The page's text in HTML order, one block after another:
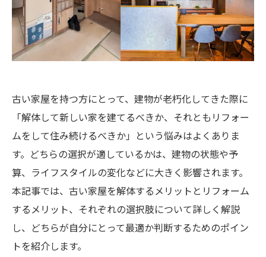
古い家屋を持つ方にとって、建物が老朽化してきた際に
「解体して新しい家を建てるべきか、それともリフォー
ムをして住み続けるべきか」という悩みはよくありま
す。どちらの選択が適しているかは、建物の状態や予
算、ライフスタイルの変化などに大きく影響されます。
本記事では、古い家屋を解体するメリットとリフォーム
するメリット、それぞれの選択肢について詳しく解説
し、どちらが自分にとって最適か判断するためのポイン
トを紹介します。